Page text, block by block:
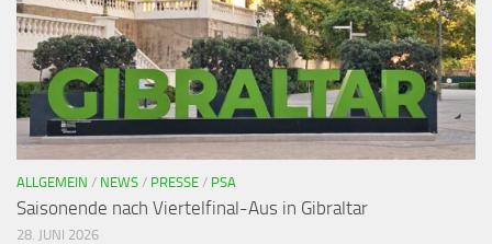
ALLGEMEIN / NEWS / PRESSE / PSA
Saisonende nach Viertelfinal-Aus in Gibraltar
28. JUNI 2026